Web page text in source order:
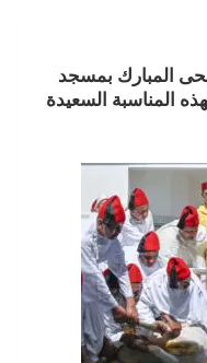
المبارك بمسجد
المناسبة السعيدة